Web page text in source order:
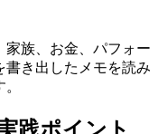
家族、お金、パフォー
き出したメモを読み